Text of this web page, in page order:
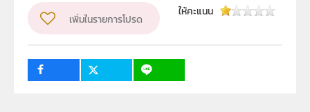
ม.1, ม.2, ม.3, ม.4, ม.5, ม.6
เพิ่มในรายการโปรด
ให้คะแนน